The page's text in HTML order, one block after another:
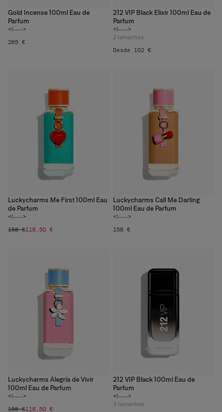
Gold Incense 100ml Eau de
Parfum
<!---->
265 €
212 VIP Black Elixir 100ml Eau de
Parfum
<!---->
2 tamanhos
Desde 102 €
Luckycharms Me First 100ml Eau
de Parfum
<!---->
158 €118,50 €
Luckycharms Call Me Darling
100ml Eau de Parfum
<!---->
158 €
Luckycharms Alegría de Vivir
100ml Eau de Parfum
<!---->
158 €118,50 €
212 VIP Black 100ml Eau de
Parfum
<!---->
3 tamanhos